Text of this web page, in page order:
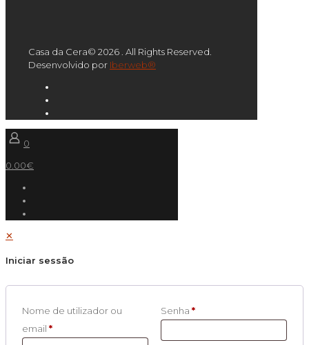
Casa da Cera© 2026 . All Rights Reserved.
Desenvolvido por Iberweb®
0
0.00€
✕
Iniciar sessão
Nome de utilizador ou
email *
Senha *